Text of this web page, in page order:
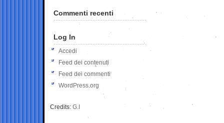
Commenti recenti
Log In
Accedi
Feed dei contenuti
Feed dei commenti
WordPress.org
Credits: G.I